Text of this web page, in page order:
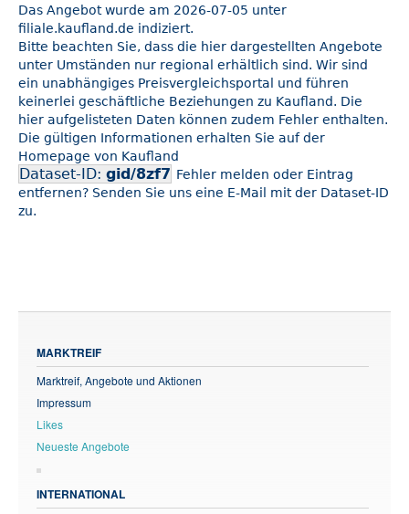
Das Angebot wurde am 2026-07-05 unter
filiale.kaufland.de indiziert.
Bitte beachten Sie, dass die hier dargestellten Angebote
unter Umständen nur regional erhältlich sind. Wir sind
ein unabhängiges Preisvergleichsportal und führen
keinerlei geschäftliche Beziehungen zu Kaufland. Die
hier aufgelisteten Daten können zudem Fehler enthalten.
Die gültigen Informationen erhalten Sie auf der
Homepage von Kaufland
Dataset-ID: gid/8zf7 Fehler melden oder Eintrag
entfernen? Senden Sie uns eine E-Mail mit der Dataset-ID
zu.
MARKTREIF
Marktreif, Angebote und Aktionen
Impressum
Likes
Neueste Angebote
INTERNATIONAL